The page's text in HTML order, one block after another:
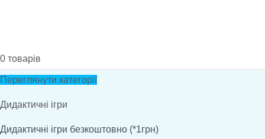
0 товарів
Переглянути категорії
Дидактичні ігри
Дидактичні ігри безкоштовно (*1грн)